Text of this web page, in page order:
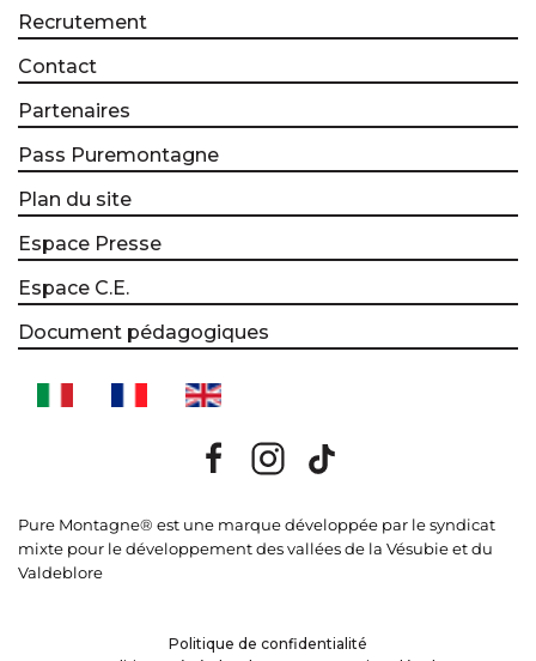
Recrutement
Contact
Partenaires
Pass Puremontagne
Plan du site
Espace Presse
Espace C.E.
Document pédagogiques
Pure Montagne® est une marque développée par le syndicat
mixte pour le développement des vallées de la Vésubie et du
Valdeblore
Politique de confidentialité